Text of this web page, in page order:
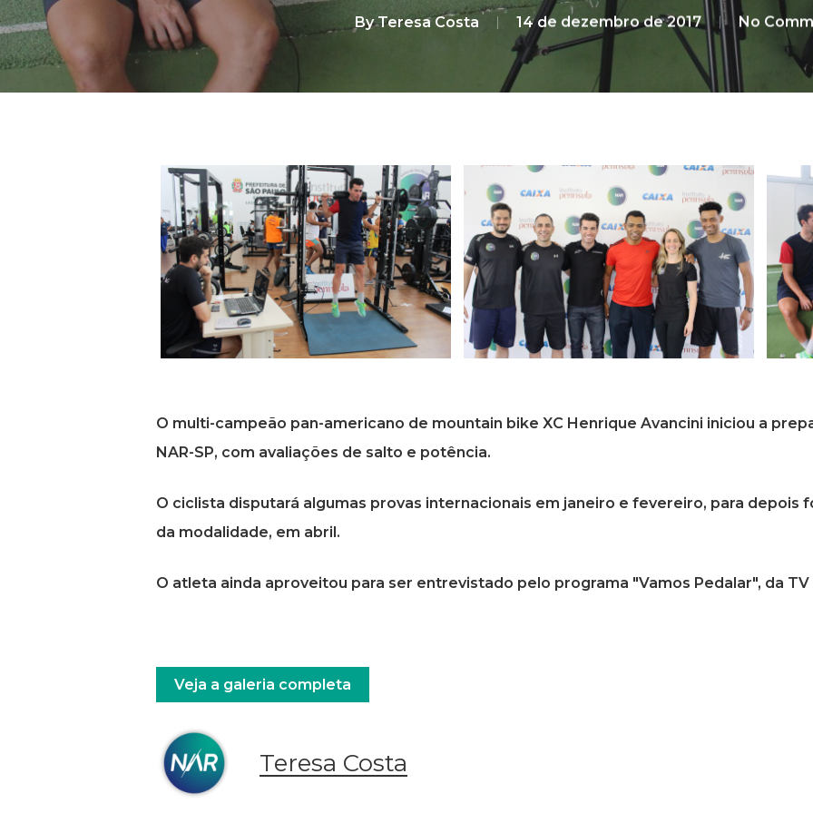
By Teresa Costa 14 de dezembro de 2017 No
O multi-campeão pan-americano de mountain bike XC Henrique Avancini iniciou a
NAR-SP, com avaliações de salto e potência.
O ciclista disputará algumas provas internacionais em janeiro e fevereiro, para depois
da modalidade, em abril.
O atleta ainda aproveitou para ser entrevistado pelo programa "Vamos Pedalar", da
Veja a galeria completa
Teresa Costa